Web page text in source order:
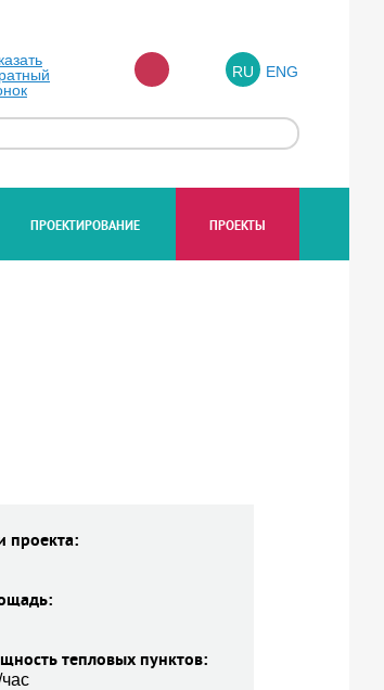
RU ENG
ПРОЕКТИРОВАНИЕ ПРОЕКТЫ
проекта:
тепловых пунктов: